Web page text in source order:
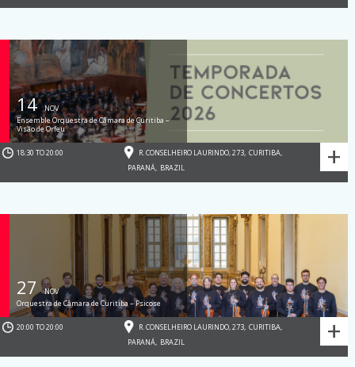
14
NOV
Ensemble Orquestra de Câmara de Curitiba –
Visão de Orfeu
+
18:30 TO 20:00 R. CONSELHEIRO LAURINDO, 273, CURITIBA,
PARANÁ, BRAZIL
27
NOV
Orquestra de Câmara de Curitiba – Psicose
+
20:00 TO 20:00 R. CONSELHEIRO LAURINDO, 273, CURITIBA,
PARANÁ, BRAZIL